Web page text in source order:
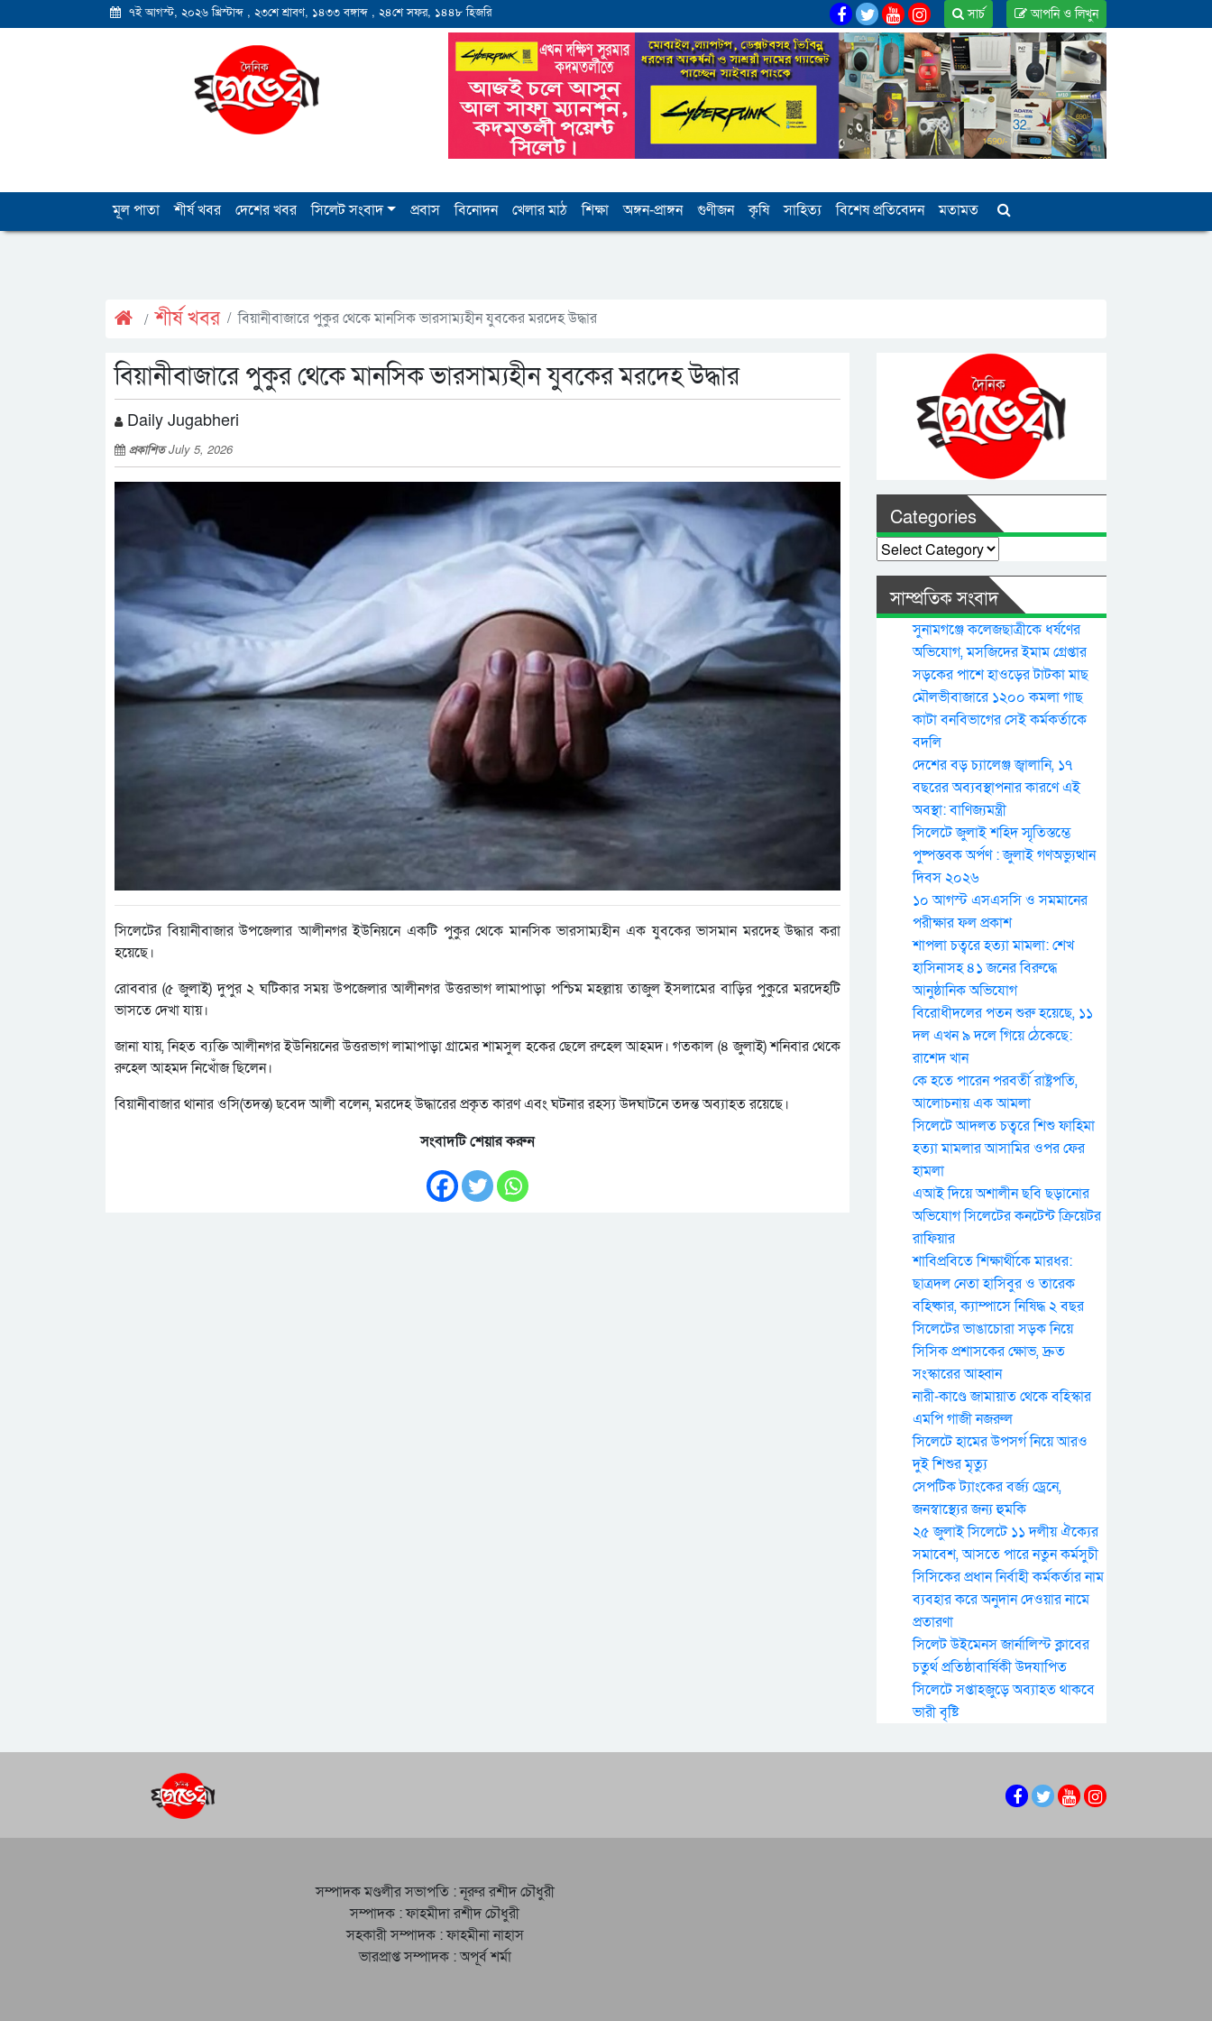
৭ই আগস্ট, ২০২৬ খ্রিস্টাব্দ , ২৩শে শ্রাবণ, ১৪৩৩ বঙ্গাব্দ , ২৪শে সফর, ১৪৪৮ হিজরি আপনি ও লিখুন
সার্চ
মূল পাতা শীর্ষ খবর দেশের খবর সিলেট সংবাদ প্রবাস বিনোদন খেলার মাঠ শিক্ষা অঙ্গন-প্রাঙ্গন গুণীজন কৃষি সাহিত্য বিশেষ প্রতিবেদন মতামত
শীর্ষ খবর বিয়ানীবাজারে পুকুর থেকে মানসিক ভারসাম্যহীন যুবকের মরদেহ উদ্ধার
বিয়ানীবাজারে পুকুর থেকে মানসিক ভারসাম্যহীন যুবকের মরদেহ উদ্ধার
Daily Jugabheri
প্রকাশিতJuly 5, 2026
সিলেটের বিয়ানীবাজার উপজেলার আলীনগর ইউনিয়নে একটি পুকুর থেকে মানসিক ভারসাম্যহীন এক যুবকের ভাসমান মরদেহ উদ্ধার করা
হয়েছে।
রোববার (৫ জুলাই) দুপুর ২ ঘটিকার সময় উপজেলার আলীনগর উত্তরভাগ লামাপাড়া পশ্চিম মহল্লায় তাজুল ইসলামের বাড়ির পুকুরে মরদেহটি
ভাসতে দেখা যায়।
জানা যায়, নিহত ব্যক্তি আলীনগর ইউনিয়নের উত্তরভাগ লামাপাড়া গ্রামের শামসুল হকের ছেলে রুহেল আহমদ। গতকাল (৪ জুলাই) শনিবার থেকে
রুহেল আহমদ নিখোঁজ ছিলেন।
বিয়ানীবাজার থানার ওসি(তদন্ত) ছবেদ আলী বলেন, মরদেহ উদ্ধারের প্রকৃত কারণ এবং ঘটনার রহস্য উদঘাটনে তদন্ত অব্যাহত রয়েছে।
সংবাদটি শেয়ার করুন
Categories
Categories
সাম্প্রতিক সংবাদ
সুনামগঞ্জে কলেজছাত্রীকে ধর্ষণের
অভিযোগ, মসজিদের ইমাম গ্রেপ্তার
সড়কের পাশে হাওড়ের টাটকা মাছ
মৌলভীবাজারে ১২০০ কমলা গাছ
কাটা বনবিভাগের সেই কর্মকর্তাকে
বদলি
দেশের বড় চ্যালেঞ্জ জ্বালানি, ১৭
বছরের অব্যবস্থাপনার কারণে এই
অবস্থা: বাণিজ্যমন্ত্রী
সিলেটে জুলাই শহিদ স্মৃতিস্তম্ভে
পুষ্পস্তবক অর্পণ : জুলাই গণঅভ্যুত্থান
দিবস ২০২৬
১০ আগস্ট এসএসসি ও সমমানের
পরীক্ষার ফল প্রকাশ
শাপলা চত্বরে হত্যা মামলা: শেখ
হাসিনাসহ ৪১ জনের বিরুদ্ধে
আনুষ্ঠানিক অভিযোগ
বিরোধীদলের পতন শুরু হয়েছে, ১১
দল এখন ৯ দলে গিয়ে ঠেকেছে:
রাশেদ খান
কে হতে পারেন পরবর্তী রাষ্ট্রপতি,
আলোচনায় এক আমলা
সিলেটে আদলত চত্বরে শিশু ফাহিমা
হত্যা মামলার আসামির ওপর ফের
হামলা
এআই দিয়ে অশালীন ছবি ছড়ানোর
অভিযোগ সিলেটের কনটেন্ট ক্রিয়েটর
রাফিয়ার
শাবিপ্রবিতে শিক্ষার্থীকে মারধর:
ছাত্রদল নেতা হাসিবুর ও তারেক
বহিষ্কার, ক্যাম্পাসে নিষিদ্ধ ২ বছর
সিলেটের ভাঙাচোরা সড়ক নিয়ে
সিসিক প্রশাসকের ক্ষোভ, দ্রুত
সংস্কারের আহ্বান
নারী-কাণ্ডে জামায়াত থেকে বহিস্কার
এমপি গাজী নজরুল
সিলেটে হামের উপসর্গ নিয়ে আরও
দুই শিশুর মৃত্যু
সেপটিক ট্যাংকের বর্জ্য ড্রেনে,
জনস্বাস্থ্যের জন্য হুমকি
২৫ জুলাই সিলেটে ১১ দলীয় ঐক্যের
সমাবেশ, আসতে পারে নতুন কর্মসুচী
সিসিকের প্রধান নির্বাহী কর্মকর্তার নাম
ব্যবহার করে অনুদান দেওয়ার নামে
প্রতারণা
সিলেট উইমেনস জার্নালিস্ট ক্লাবের
চতুর্থ প্রতিষ্ঠাবার্ষিকী উদযাপিত
সিলেটে সপ্তাহজুড়ে অব্যাহত থাকবে
ভারী বৃষ্টি
সম্পাদক মণ্ডলীর সভাপতি : নূরুর রশীদ চৌধুরী
সম্পাদক : ফাহমীদা রশীদ চৌধুরী
সহকারী সম্পাদক : ফাহমীনা নাহাস
ভারপ্রাপ্ত সম্পাদক : অপূর্ব শর্মা